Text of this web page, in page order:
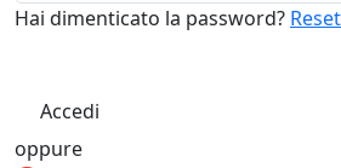
Hai dimenticato la password?
Accedi
oppure